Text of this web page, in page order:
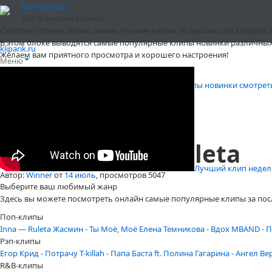
Топ клипов
В этом блоке выводятся самые популярные клипы новинки
Желаем вам приятного просмотра и хорошего настроения!
Лучший клип
Выберите ваш любимый жанр
Здесь вы можете посмотреть онлайн самые популярные клипы за
Поп-клипы
Inna — RuletaЖасмин - Ты Моё, Моё Елена Темникова - Вдох MBAND -
Рэп-клипы
Егор Крид - ПотрачуT-killah - Папа Баста ft. Полина Гагарина - Ангел
R&B-клипы
kliparik.ru
Меню
Клипы новинки
Shakira - La Bicicleta
Автор:Winnerот14 июль, просмотров 5047